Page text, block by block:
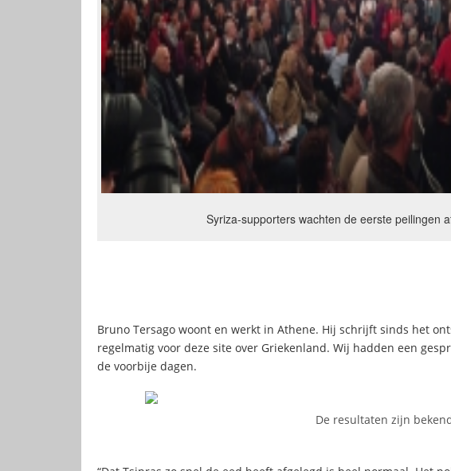
Syriza-supporters wachten de eerste peilingen
Bruno Tersago woont en werkt in Athene. Hij schrijft sinds het
regelmatig voor deze site over Griekenland. Wij hadden een
de voorbije dagen.
De resultaten zijn